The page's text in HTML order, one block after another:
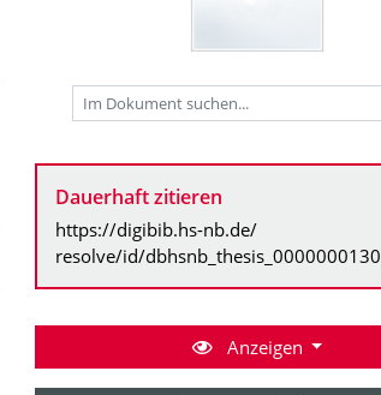
Dauerhaft zitieren
https://digibib.hs-nb.de/
resolve/id/dbhsnb_thesis_0000000130
Anzeigen